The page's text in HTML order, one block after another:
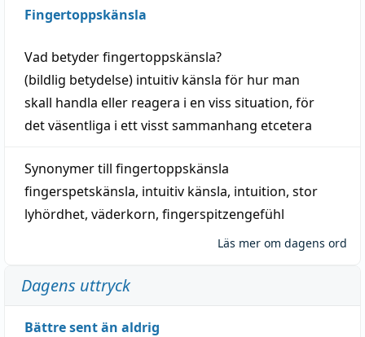
Fingertoppskänsla
Vad betyderfingertoppskänsla?
(bildlig betydelse) intuitiv känsla för hur man
skall handla eller reagera i en viss situation, för
det väsentliga i ett visstsammanhang etcetera
Synonymer till fingertoppskänsla
fingerspetskänsla, intuitiv känsla, intuition, stor
lyhördhet, väderkorn, fingerspitzengefühl
Läs mer om dagens ord
Dagens uttryck
Bättre sent än aldrig